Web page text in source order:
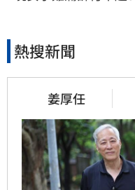
熱搜新聞
姜厚任